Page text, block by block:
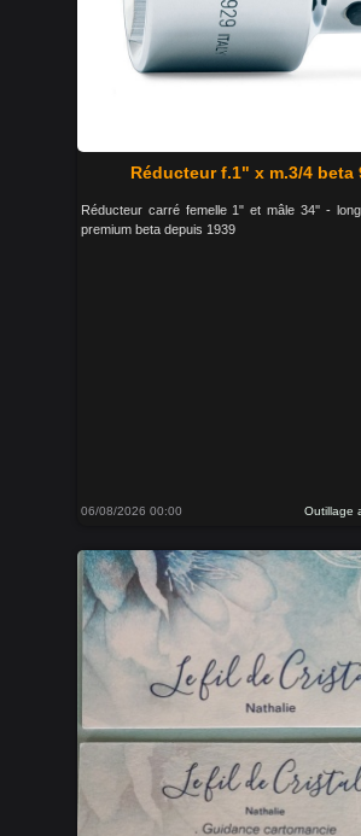
Réducteur f.1" x m.3/4 beta
Réducteur carré femelle 1" et mâle 34'' -
premium beta depuis 1939
06/08/2026 00:00 Outillage